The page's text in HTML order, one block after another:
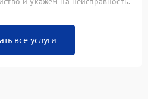
все услуги